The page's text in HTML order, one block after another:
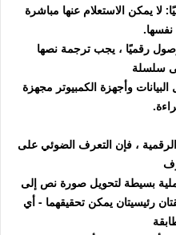
لا يمكن الاستعلام عنها مباشرة
نفسها.
رقميًا ، يجب ترجمة نصها
سلسلة
وأجهزة الكمبيوتر مجهزة
الرقمية ، فإن التعرف الضوئي على
رئيسيتان يمكن تحقيقهما - أي